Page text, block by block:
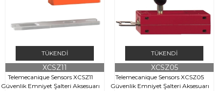
TÜKENDI
Telemecanique Sensors XCSZ11
Güvenlik Emniyet Şalteri Aksesuarı
XCSZ11
TÜKENDI
Telemecanique Sensors XCSZ05
Güvenlik Emniyet Şalteri Aksesuarı
XCSZ05